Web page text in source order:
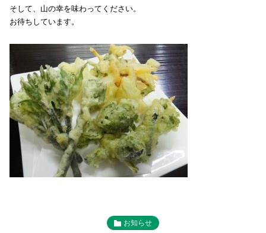
そして、山の幸を味わってください。
お待ちしています。
お知らせ